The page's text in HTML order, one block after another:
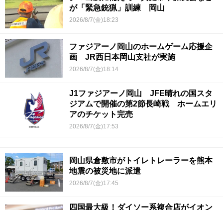
が「緊急銃猟」訓練 岡山
2026/8/7(金)18:23
ファジアーノ岡山のホームゲーム応援企
画 JR西日本岡山支社が実施
2026/8/7(金)18:14
J1ファジアーノ岡山 JFE晴れの国スタ
ジアムで開催の第2節長崎戦 ホームエリ
アのチケット完売
2026/8/7(金)17:53
岡山県倉敷市がトイレトレーラーを熊本
地震の被災地に派遣
2026/8/7(金)17:45
四国最大級！ダイソー系複合店がイオン